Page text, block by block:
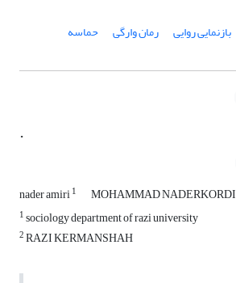
بازنمایی روایی رمان وارگی حماسه
.
nader amiri1 MOHAMMAD NADERKORDI
1sociology department of razi university
2RAZI KERMANSHAH